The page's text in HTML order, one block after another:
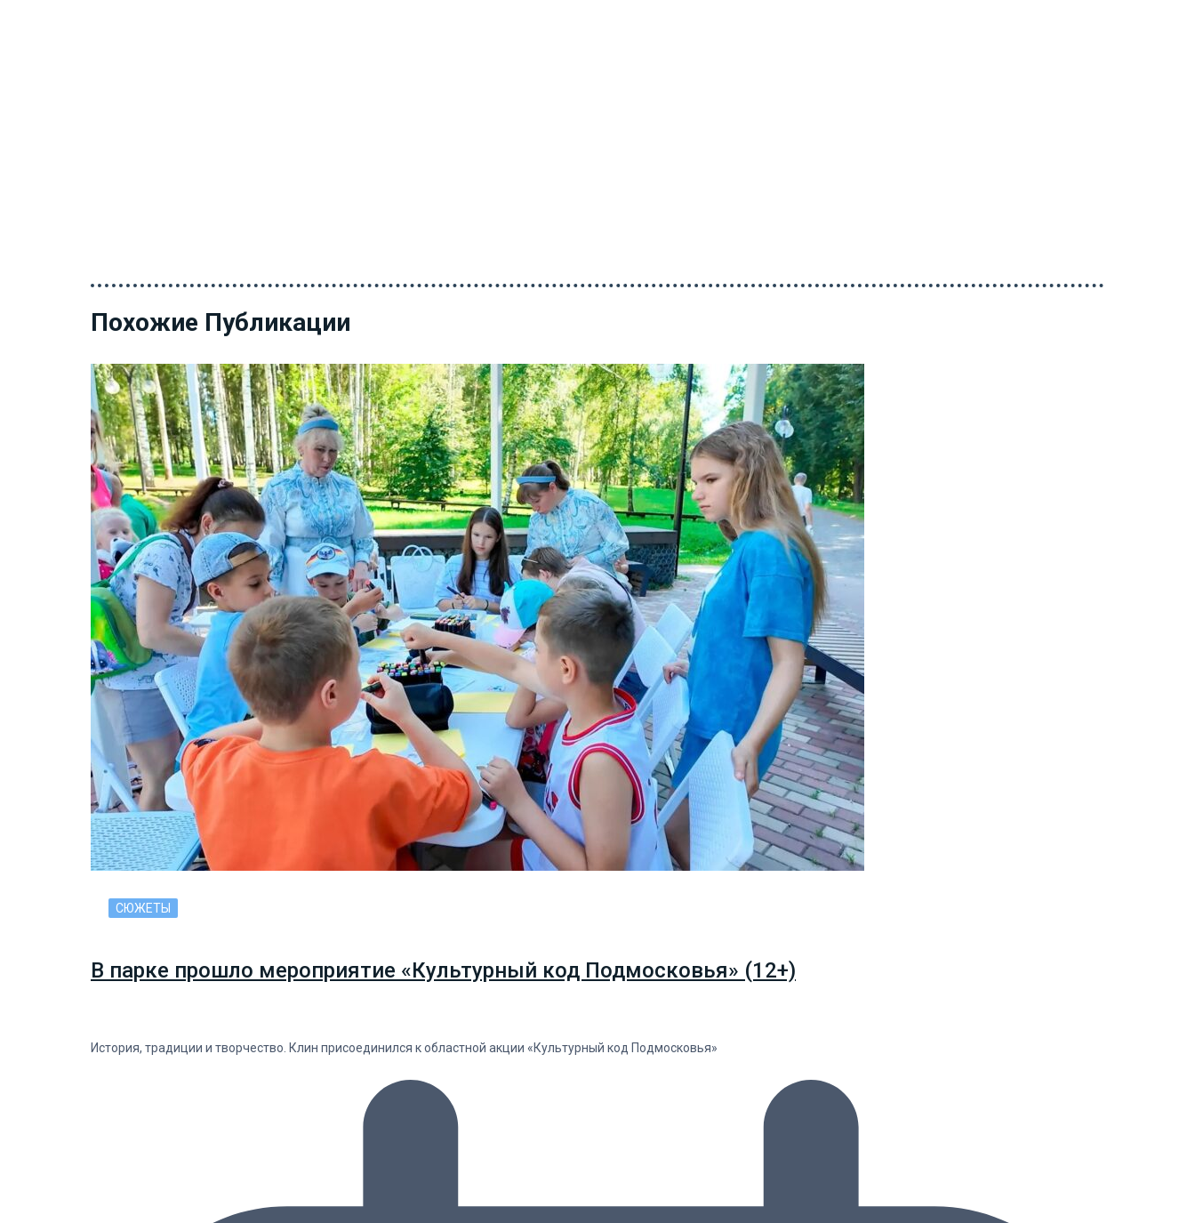
Похожие Публикации
СЮЖЕТЫ
В парке прошло мероприятие «Культурный код Подмосковья» (12+)
История, традиции и творчество. Клин присоединился к областной акции «Культурный код Подмосковья»